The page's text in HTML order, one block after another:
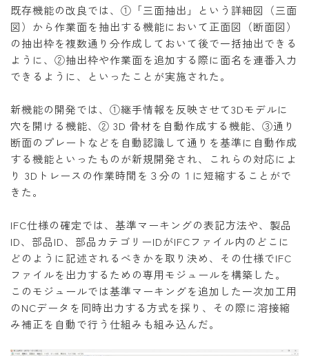
既存機能の改良では、①「三面抽出」という詳細図（三面
図）から作業面を抽出する機能において正面図（断面図）
の抽出枠を複数通り分作成しておいて後で一括抽出できる
ように、②抽出枠や作業面を追加する際に面名を連番入力
できるように、といったことが実施された。
新機能の開発では、①継手情報を反映させて3Dモデルに
穴を開ける機能、② 3D 骨材を自動作成する機能、③通り
断面のプレートなどを自動認識して通りを基準に自動作成
する機能といったものが新規開発され、これらの対応によ
り 3Dトレースの作業時間を３分の１に短縮することがで
きた。
IFC仕様の確定では、基準マーキングの表記方法や、製品
ID、部品ID、部品カテゴリーIDがIFCファイル内のどこに
どのように記述されるべきかを取り決め、その仕様でIFC
ファイルを出力するための専用モジュールを構築した。
このモジュールでは基準マーキングを追加した一次加工用
のNCデータを同時出力する方式を採り、その際に溶接縮
み補正を自動で行う仕組みも組み込んだ。